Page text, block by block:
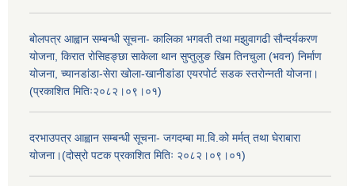
बोलपत्र आह्वान सम्बन्धी सूचना- कालिका भगवती तथा मझुवागढी सौन्दर्यकरण
योजना, किरात रोसिहङ्छा साकेला थान सुप्तुलुङ खिम तिनचुला (भवन) निर्माण
योजना, च्यानडांडा-सेरा खोला-खानीडांडा एयरपोर्ट सडक स्तरोन्नती योजना।
(प्रकाशित मितिः२०८२।०९।०१)
दरभाउपत्र आह्वान सम्बन्धी सूचना- जगदम्बा मा.वि.को मर्मत् तथा घेराबारा
योजना।(दोस्रो पटक प्रकाशित मितिः २०८२।०९।०१)